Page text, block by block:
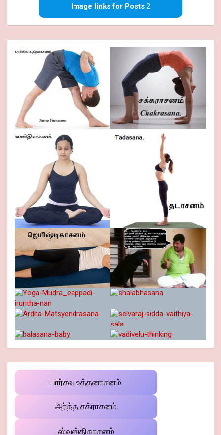
Image links for Posts2
பார்சவ உத்தனாசனம்
அர்த்த சக்ராசனம்
ஸ்வஸ்திகாசனம்